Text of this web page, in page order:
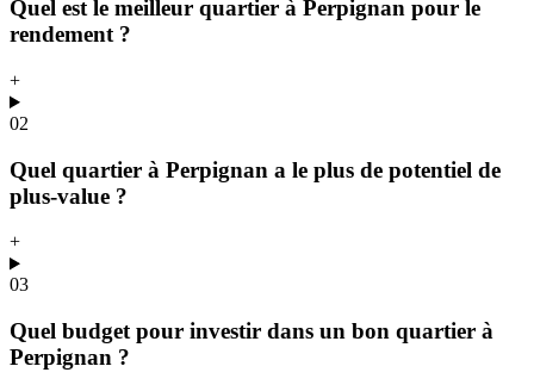
Quel est le meilleur quartier à Perpignan pour le
rendement ?
+
02
Quel quartier à Perpignan a le plus de potentiel de
plus-value ?
+
03
Quel budget pour investir dans un bon quartier à
Perpignan ?